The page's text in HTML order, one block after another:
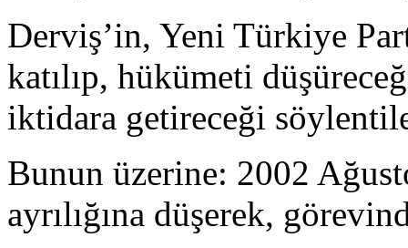
Derviş’in, Yeni Türkiye
katılıp, hükümeti
iktidara getireceği
Bunun üzerine: 2002
ayrılığına düşerek,